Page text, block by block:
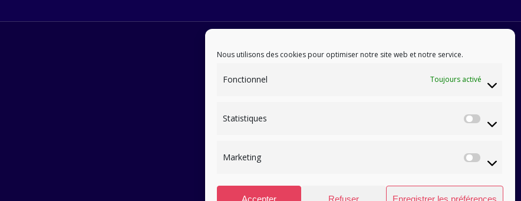
Nous utilisons des cookies pour optimiser notre site web et notre service.
Fonctionnel Toujours activé
Statistiques
Marketing
Accepter Refuser Enregistrer les préférences